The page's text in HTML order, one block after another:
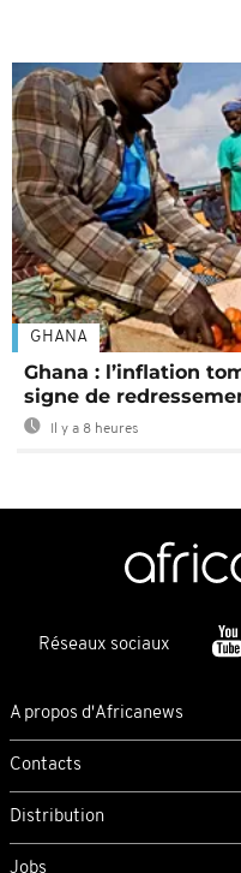
GHANA
Ghana : l’inflation
signe de
Il y a 8 heures
Réseaux sociaux
A propos d'Africanews
Contacts
Distribution
Jobs